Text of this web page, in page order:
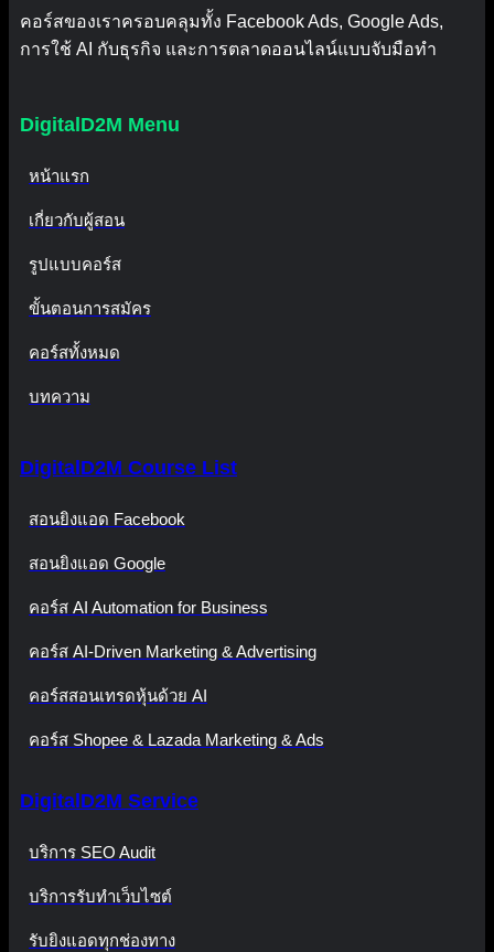
คอร์สของเราครอบคลุมทั้ง Facebook Ads, Google Ads,
การใช้ AI กับธุรกิจ และการตลาดออนไลน์แบบจับมือทำ
DigitalD2M Menu
หน้าแรก
เกี่ยวกับผู้สอน
รูปแบบคอร์ส
ขั้นตอนการสมัคร
คอร์สทั้งหมด
บทความ
DigitalD2M Course List
สอนยิงแอด Facebook
สอนยิงแอด Google
คอร์ส AI Automation for Business
คอร์ส AI-Driven Marketing & Advertising
คอร์สสอนเทรดหุ้นด้วย AI
คอร์ส Shopee & Lazada Marketing & Ads
DigitalD2M Service
บริการ SEO Audit
บริการรับทำเว็บไซต์
รับยิงแอดทุกช่องทาง